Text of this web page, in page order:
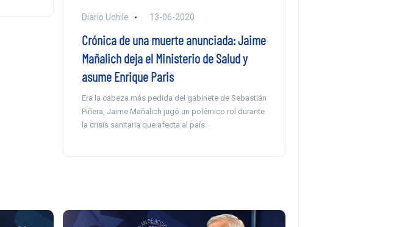
Diario Uchile 13-06-2020
Crónica de una muerte anunciada: Jaime
Mañalich deja el Ministerio de Salud y
asume Enrique Paris
Era la cabeza más pedida del gabinete de Sebastián
Piñera, Jaime Mañalich jugó un polémico rol durante
la crisis sanitaria que afecta al país.